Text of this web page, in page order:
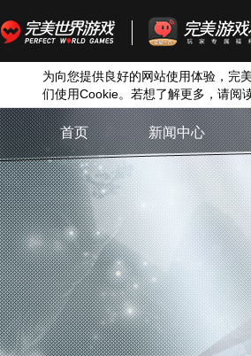
为向您提供良好的网站使用体验，完
们使用Cookie。若想了解更多，请阅
首页 新闻中心